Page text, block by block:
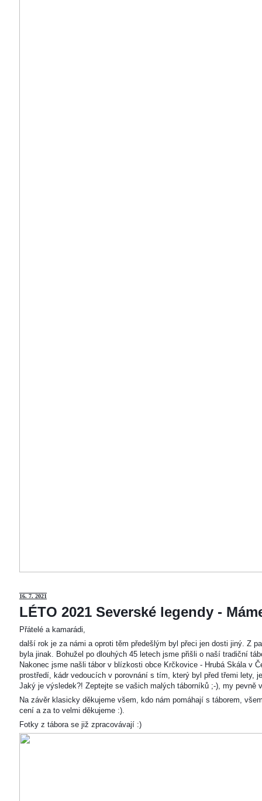
16. 7. 2021
LÉTO 2021 Severské legendy -
Přátelé a kamarádi,
další rok je za námi a oproti těm předešlým byl přeci jen dosti jiný. Z
byla jinak. Bohužel po dlouhých 45 letech jsme přišli o naší tradiční
Nakonec jsme našli tábor v blízkosti obce Krčkovice - Hrubá Skála v
prostředí, kádr vedoucích v porovnání s tím, který byl před třemi lety,
Jaký je výsledek?! Zeptejte se vašich malých táborníků ;-), my pevně
Na závěr klasicky děkujeme všem, kdo nám pomáhají s táborem,
cení a za to velmi děkujeme :).
Fotky z tábora se již zpracovávají :)